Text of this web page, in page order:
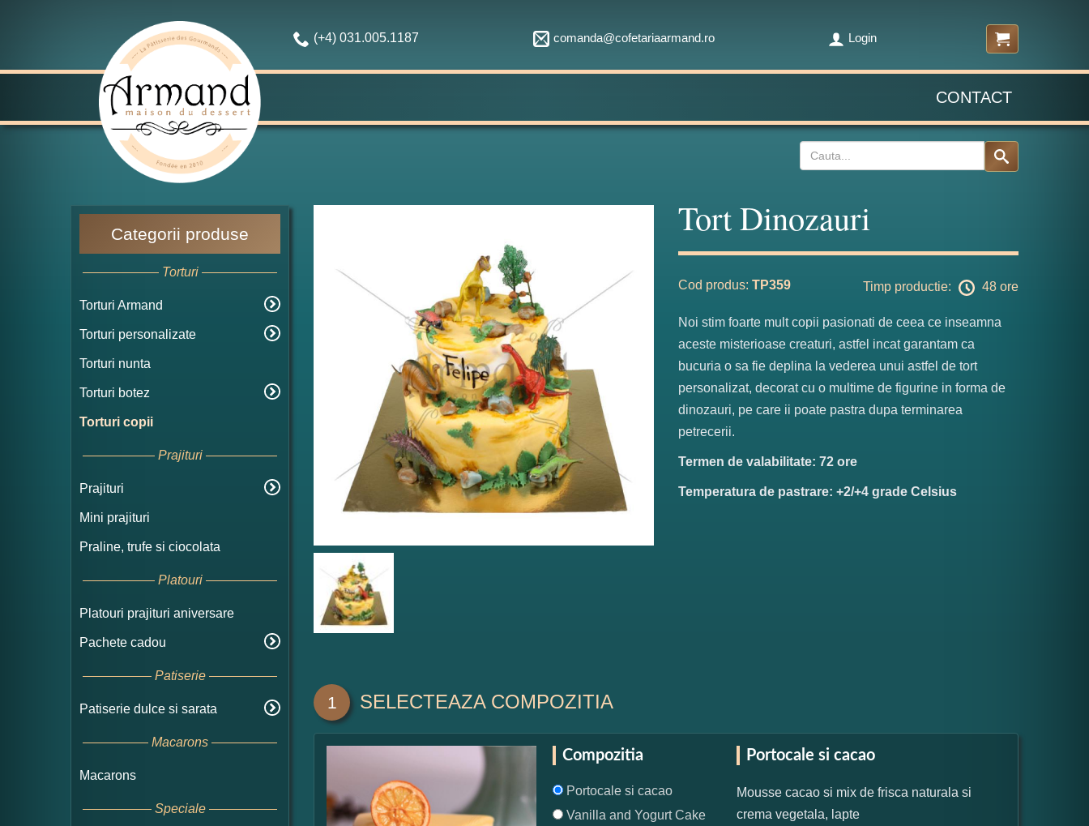
(+4) 031.005.1187 comanda@cofetariaarmand.ro Login
CONTACT
Categorii produse
Torturi
Torturi Armand
Torturi personalizate
Torturi nunta
Torturi botez
Torturi copii
Prajituri
Prajituri
Mini prajituri
Praline, trufe si ciocolata
Platouri
Platouri prajituri aniversare
Pachete cadou
Patiserie
Patiserie dulce si sarata
Macarons
Macarons
Speciale
Tort Dinozauri
Cod produs: TP359 Timp productie: 48 ore
Noi stim foarte mult copii pasionati de ceea ce inseamna
aceste misterioase creaturi, astfel incat garantam ca
bucuria o sa fie deplina la vederea unui astfel de tort
personalizat, decorat cu o multime de figurine in forma de
dinozauri, pe care ii poate pastra dupa terminarea
petrecerii.
Termen de valabilitate: 72 ore
Temperatura de pastrare: +2/+4 grade Celsius
1 SELECTEAZA COMPOZITIA
Compozitia
Portocale si cacao
Vanilla and Yogurt Cake
Portocale si cacao
Mousse cacao si mix de frisca naturala si
crema vegetala, lapte